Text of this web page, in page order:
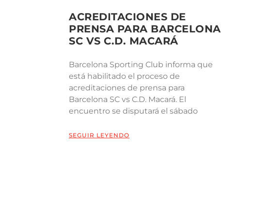
ACREDITACIONES DE
PRENSA PARA BARCELONA
SC VS C.D. MACARÁ
Barcelona Sporting Club informa que
está habilitado el proceso de
acreditaciones de prensa para
Barcelona SC vs C.D. Macará. El
encuentro se disputará el sábado
SEGUIR LEYENDO